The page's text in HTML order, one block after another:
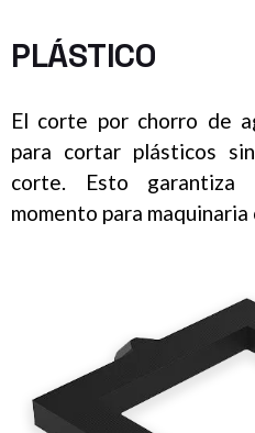
PLÁSTICO
El corte por chorro de
para cortar plásticos
corte. Esto
momento para